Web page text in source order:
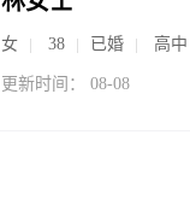
女 38 已婚 高中
更新时间： 08-08